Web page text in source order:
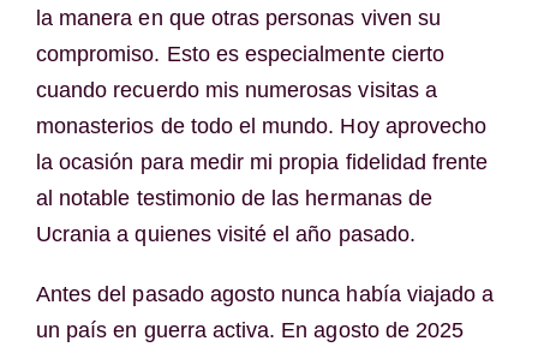
la manera en que otras personas viven su
compromiso. Esto es especialmente cierto
cuando recuerdo mis numerosas visitas a
monasterios de todo el mundo. Hoy aprovecho
la ocasión para medir mi propia fidelidad frente
al notable testimonio de las hermanas de
Ucrania a quienes visité el año pasado.
Antes del pasado agosto nunca había viajado a
un país en guerra activa. En agosto de 2025